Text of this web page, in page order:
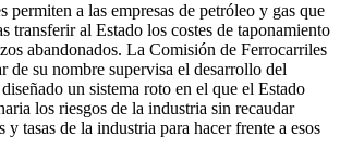
permiten a las empresas de petróleo y gas que
transferir al Estado los costes de taponamiento
abandonados. La Comisión de Ferrocarriles
de su nombre supervisa el desarrollo del
un sistema roto en el que el Estado
los riesgos de la industria sin recaudar
y tasas de la industria para hacer frente a esos